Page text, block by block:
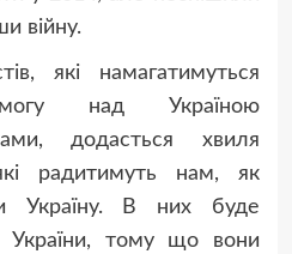
війну.
які намагатимуться
над Україною
додасться хвиля
радитимуть нам, як
Україну. В них буде
України, тому що вони